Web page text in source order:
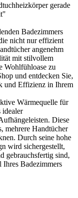
gerade
Badezimmers
nicht nur effizient
angenehm
mit stilvollem
Wohlfühloase zu
und entdecken Sie,
und Effizienz in Ihrem
Wärmequelle für
idealer
Diese
mehrere Handtücher
Durch seine hohe
wird sichergestellt,
gebrauchsfertig sind,
Ihres Badezimmers